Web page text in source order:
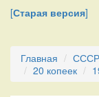
[Старая версия]
Главная СССР
20 копеек